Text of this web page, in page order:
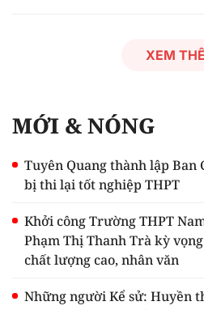
XEM
MỚI & NÓNG
Tuyên Quang thành lập Ban
bị thi lại tốt nghiệp THPT
Khởi công Trường THPT
Phạm Thị Thanh Trà kỳ
chất lượng cao, nhân văn
Những người Kể sử: Huyền